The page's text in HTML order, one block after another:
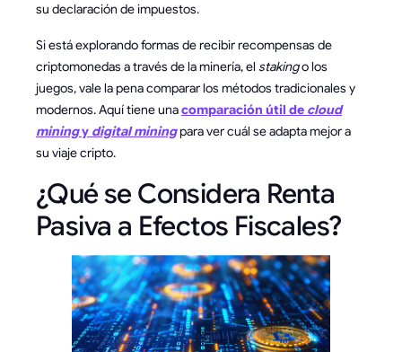
su declaración de impuestos.
Si está explorando formas de recibir recompensas de
criptomonedas a través de la minería, el stakingo los
juegos, vale la pena comparar los métodos tradicionales y
modernos. Aquí tiene unacomparación útil de cloud
miningy digital miningpara ver cuál se adapta mejor a
su viaje cripto.
¿Qué se Considera Renta
Pasiva a Efectos Fiscales?